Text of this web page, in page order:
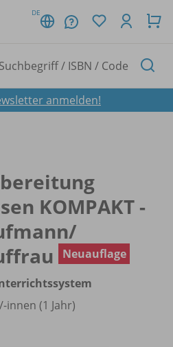
DE
anmelden!
KOMPAKT -
Neuauflage
-innen (1 Jahr)